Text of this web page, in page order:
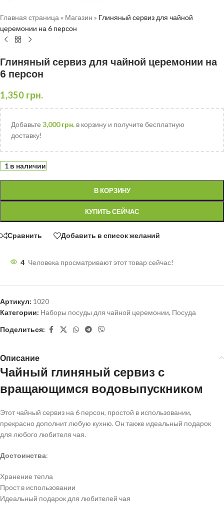
Главная страница » Магазин » Глиняный сервиз для чайной
церемонии на 6 персон
Глиняный сервиз для чайной церемонии на
6 персон
1,350 грн.
Добавьте 3,000грн. в корзину и получите бесплатную
доставку!
1 в наличии
В КОРЗИНУ
КУПИТЬ СЕЙЧАС
Сравнить Добавить в список желаний
4 Человека просматривают этот товар сейчас!
Артикул: 1020
Категории: Наборы посуды для чайной церемонии, Посуда
Поделиться:
Описание
Чайный глиняный сервиз с
вращающимся водовыпускником
Этот чайный сервиз на 6 персон, простой в использовании,
прекрасно дополнит любую кухню. Он также идеальный подарок
для любого любителя чая.
Достоинства:
Хранение тепла
Прост в использовании
Идеальный подарок для любителей чая